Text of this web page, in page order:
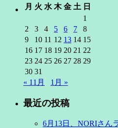
月 火 水 木 金 土 日
1
2
3 4 5 6 7
8
9
10 11 12 13 14 15
16 17 18 19 20 21 22
23 24 25 26 27 28 29
30 31
« 11月
1月 »
最近の投稿
6月13日、NORIさん